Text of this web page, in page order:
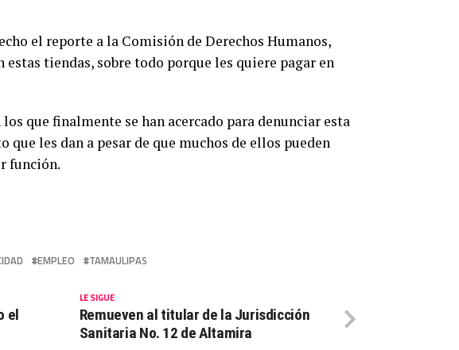
el reporte a la Comisión de Derechos Humanos,
estas tiendas, sobre todo porque les quiere pagar en
que finalmente se han acercado para denunciar esta
que les dan a pesar de que muchos de ellos pueden
función.
EMPLEO TAMAULIPAS
LE SIGUE
Remueven al titular de la Jurisdicción
Sanitaria No. 12 de Altamira
el